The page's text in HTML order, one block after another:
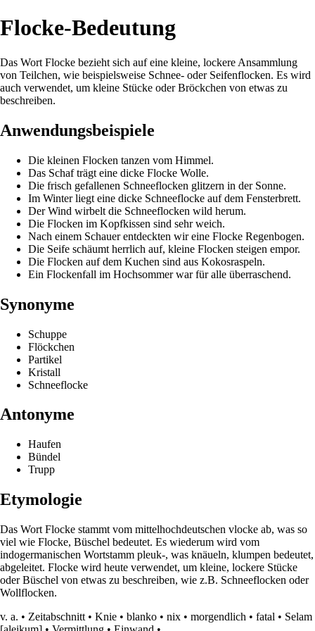
Flocke-Bedeutung
Das Wort Flocke bezieht sich auf eine kleine, lockere Ansammlung
von Teilchen, wie beispielsweise Schnee- oder Seifenflocken. Es wird
auch verwendet, um kleine Stücke oder Bröckchen von etwas zu
beschreiben.
Anwendungsbeispiele
Die kleinen Flocken tanzen vom Himmel.
Das Schaf trägt eine dicke Flocke Wolle.
Die frisch gefallenen Schneeflocken glitzern in der Sonne.
Im Winter liegt eine dicke Schneeflocke auf dem Fensterbrett.
Der Wind wirbelt die Schneeflocken wild herum.
Die Flocken im Kopfkissen sind sehr weich.
Nach einem Schauer entdeckten wir eine Flocke Regenbogen.
Die Seife schäumt herrlich auf, kleine Flocken steigen empor.
Die Flocken auf dem Kuchen sind aus Kokosraspeln.
Ein Flockenfall im Hochsommer war für alle überraschend.
Synonyme
Schuppe
Flöckchen
Partikel
Kristall
Schneeflocke
Antonyme
Haufen
Bündel
Trupp
Etymologie
Das Wort Flocke stammt vom mittelhochdeutschen vlocke ab, was so
viel wie Flocke, Büschel bedeutet. Es wiederum wird vom
indogermanischen Wortstamm pleuk-, was knäueln, klumpen bedeutet,
abgeleitet. Flocke wird heute verwendet, um kleine, lockere Stücke
oder Büschel von etwas zu beschreiben, wie z.B. Schneeflocken oder
Wollflocken.
v. a. • Zeitabschnitt • Knie • blanko • nix • morgendlich • fatal • Selam